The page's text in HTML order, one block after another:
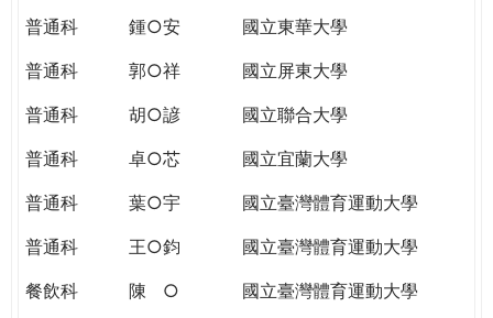
TODAY
THE
WORLD
PUTTING
YOU
THE
CITIZENSHIP
普通科
鍾○安
國立東華大學
普通科
郭○祥
國立屏東大學
普通科
胡○諺
國立聯合大學
普通科
卓○芯
國立宜蘭大學
普通科
葉○宇
國立臺灣體育運動大學
普通科
王○鈞
國立臺灣體育運動大學
餐飲科
陳 ○
國立臺灣體育運動大學